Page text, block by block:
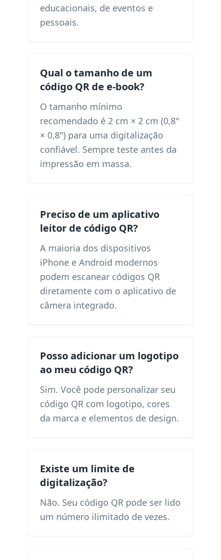
educacionais, de eventos e
pessoais.
Qual o tamanho de um
código QR de e-book?
O tamanho mínimo
recomendado é 2 cm × 2 cm (0,8"
× 0,8") para uma digitalização
confiável. Sempre teste antes da
impressão em massa.
Preciso de um aplicativo
leitor de código QR?
A maioria dos dispositivos
iPhone e Android modernos
podem escanear códigos QR
diretamente com o aplicativo de
câmera integrado.
Posso adicionar um logotipo
ao meu código QR?
Sim. Você pode personalizar seu
código QR com logotipo, cores
da marca e elementos de design.
Existe um limite de
digitalização?
Não. Seu código QR pode ser lido
um número ilimitado de vezes.